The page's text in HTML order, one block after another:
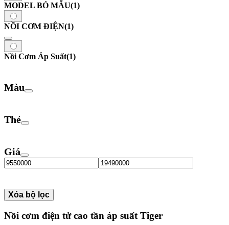
MODEL BỎ MẪU(1)
NỒI CƠM ĐIỆN(1)
Nồi Cơm Áp Suất(1)
Màu
Thẻ
Giá
Xóa bộ lọc
Nồi cơm điện tử cao tần áp suất Tiger